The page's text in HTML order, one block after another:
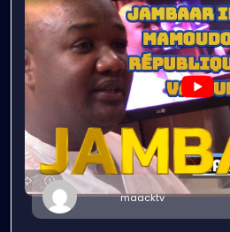
maacktv